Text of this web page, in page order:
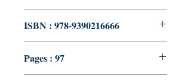
ISBN : 978-9390216666
Pages : 97